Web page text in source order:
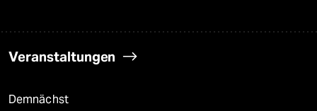
Veranstaltungen
Demnächst